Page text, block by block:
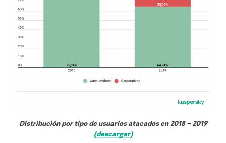
Distribución por tipo de usuarios atacados en 2018 – 2019
(descargar)